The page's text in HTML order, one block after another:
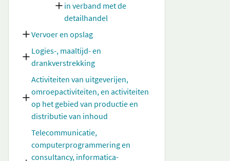
in verband met de
detailhandel
Vervoer en opslag
Logies-, maaltijd- en
drankverstrekking
Activiteiten van uitgeverijen,
omroepactiviteiten, en activiteiten
op het gebied van productie en
distributie van inhoud
Telecommunicatie,
computerprogrammering en
consultancy, informatica-